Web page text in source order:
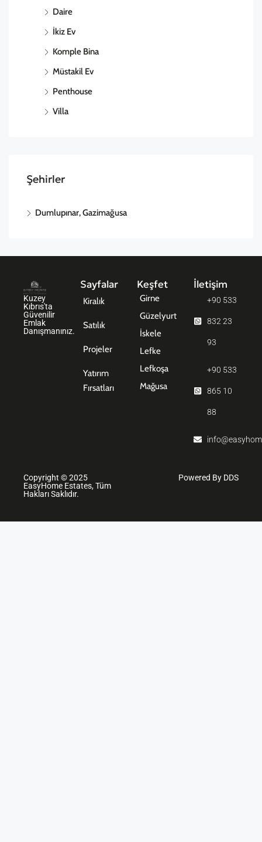
Daire
İkiz Ev
Komple Bina
Müstakil Ev
Penthouse
Villa
Şehirler
Dumlupınar, Gazimağusa
Kuzey
Kıbrıs'ta
Güvenilir
Emlak
Danışmanınız.
Sayfalar
Kiralık
Satılık
Projeler
Yatırım
Fırsatları
Keşfet
Girne
Güzelyurt
İskele
Lefke
Lefkoşa
Mağusa
İletişim
+90 533
832 23
93
+90 533
865 10
88
Copyright © 2025
EasyHome Estates, Tüm
Hakları Saklıdır.
Powered By DDS